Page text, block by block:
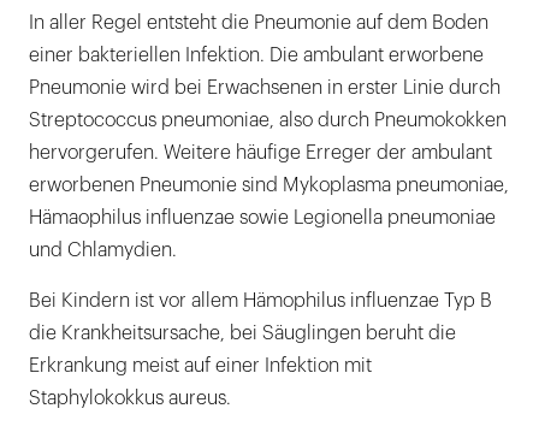
In aller Regel entsteht die Pneumonie auf dem Boden
einer bakteriellen Infektion. Die ambulant erworbene
Pneumonie wird bei Erwachsenen in erster Linie durch
Streptococcus pneumoniae, also durch Pneumokokken
hervorgerufen. Weitere häufige Erreger der ambulant
erworbenen Pneumonie sind Mykoplasma pneumoniae,
Hämaophilus influenzae sowie Legionella pneumoniae
und Chlamydien.
Bei Kindern ist vor allem Hämophilus influenzae Typ B
die Krankheitsursache, bei Säuglingen beruht die
Erkrankung meist auf einer Infektion mit
Staphylokokkus aureus.